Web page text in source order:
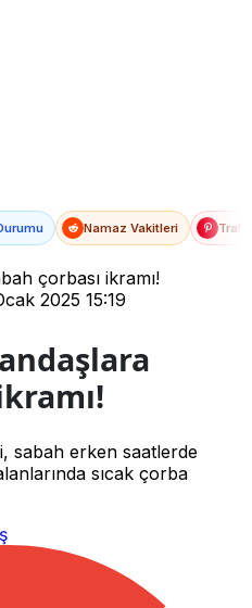
Namaz Vakitleri
çorbası ikramı!
2025 15:19
sabah erken saatlerde
sıcak çorba